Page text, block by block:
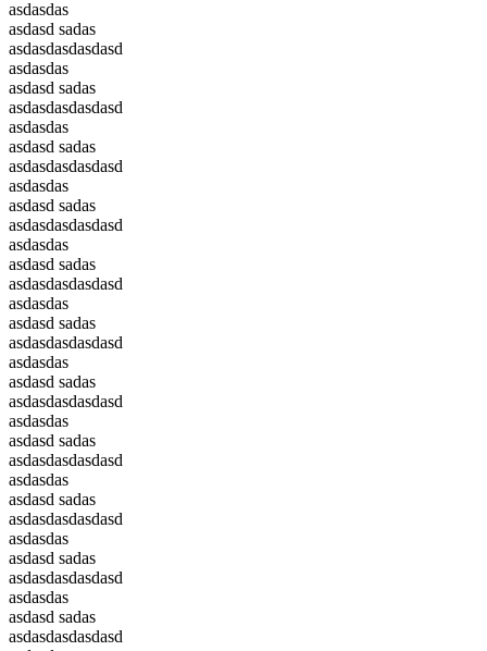
asdasdas
asdasd sadas
asdasdasdasdasd
asdasdas
asdasd sadas
asdasdasdasdasd
asdasdas
asdasd sadas
asdasdasdasdasd
asdasdas
asdasd sadas
asdasdasdasdasd
asdasdas
asdasd sadas
asdasdasdasdasd
asdasdas
asdasd sadas
asdasdasdasdasd
asdasdas
asdasd sadas
asdasdasdasdasd
asdasdas
asdasd sadas
asdasdasdasdasd
asdasdas
asdasd sadas
asdasdasdasdasd
asdasdas
asdasd sadas
asdasdasdasdasd
asdasdas
asdasd sadas
asdasdasdasdasd